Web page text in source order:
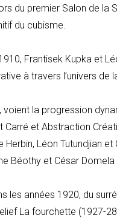
du premier Salon de la
du cubisme.
Frantisek Kupka et
à travers l’univers de
voient la progression
Carré et Abstraction
Herbin, Léon Tutundjian
Béothy et César
les années 1920, du
La fourchette (1927-